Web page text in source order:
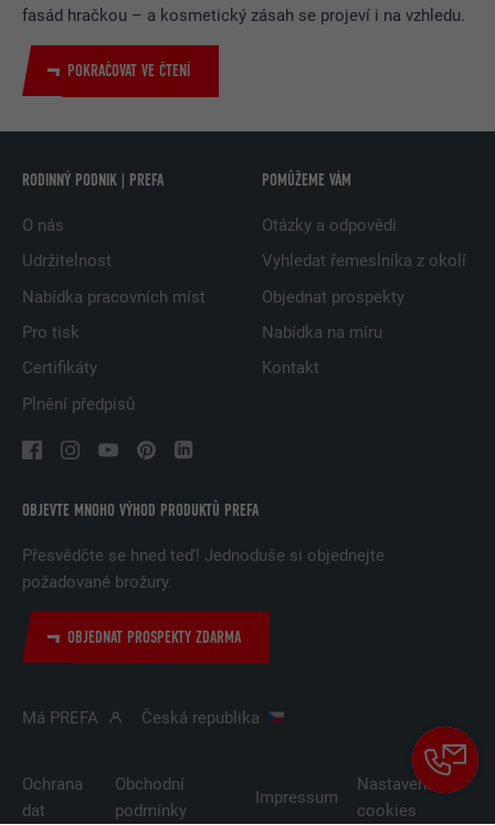
fasád hračkou – a kosmetický zásah se projeví i na vzhledu.
POKRAČOVAT VE ČTENÍ
OBJEVTE MNOHO VÝHOD PRODUKTŮ PREFA
Přesvědčte se hned teď! Jednoduše si objednejte
požadované brožury.
OBJEDNAT PROSPEKTY ZDARMA
RODINNÝ PODNIK | PREFA
O nás
Udržitelnost
Nabídka pracovních míst
Pro tisk
Certifikáty
Plnění předpisů
POMŮŽEME VÁM
Otázky a odpovědi
Vyhledat řemeslníka z okolí
Objednat prospekty
Nabídka na míru
Kontakt
Má PREFA Česká republika
Ochrana
dat
Obchodní
podmínky
Impressum
Nastavení
cookies